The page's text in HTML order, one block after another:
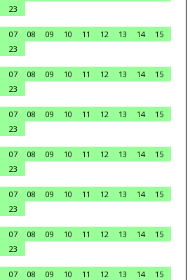
23
07 08 09 10 11 12 13 14
15
23
07 08 09 10 11 12 13 14
15
23
07 08 09 10 11 12 13 14
15
23
07 08 09 10 11 12 13 14
15
23
07 08 09 10 11 12 13 14
15
23
07 08 09 10 11 12 13 14
15
23
07 08 09 10 11 12 13 14
15